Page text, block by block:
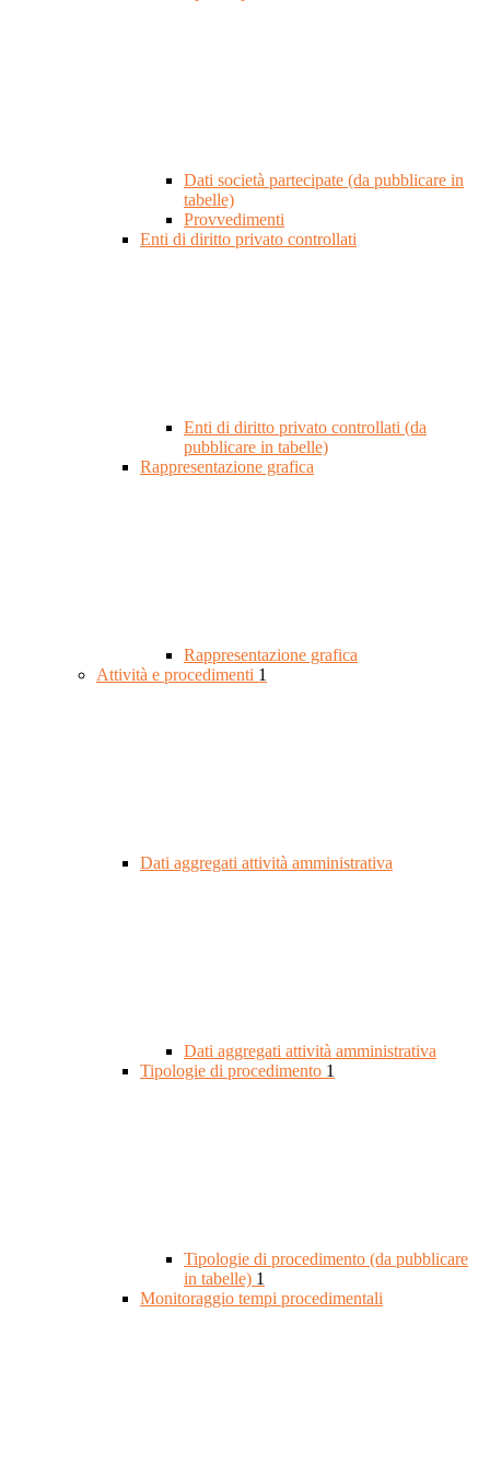
Dati società partecipate (da pubblicare in
tabelle)
Provvedimenti
Enti di diritto privato controllati
Enti di diritto privato controllati (da
pubblicare in tabelle)
Rappresentazione grafica
Rappresentazione grafica
Attività e procedimenti 1
Dati aggregati attività amministrativa
Dati aggregati attività amministrativa
Tipologie di procedimento 1
Tipologie di procedimento (da pubblicare
in tabelle) 1
Monitoraggio tempi procedimentali